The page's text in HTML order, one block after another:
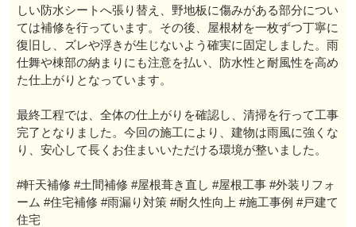
しい防水シートへ張り替え、野地板に傷みがある部分につい
ては補修を行っています。その後、屋根材を一枚ずつ丁寧に
復旧し、ズレや浮きが生じないよう確実に固定しました。雨
仕舞や棟部の納まりにも注意を払い、防水性と耐風性を高め
た仕上がりとなっています。
最終工程では、全体の仕上がりを確認し、清掃を行って工事
完了となりました。今回の施工により、建物は雨風に強くな
り、安心して長くお住まいいただける環境が整いました。
#軒天補修 #土間補修 #屋根葺き直し #屋根工事 #外装リフォ
ーム #住宅補修 #雨漏り対策 #耐久性向上 #施工事例 #戸建て
住宅